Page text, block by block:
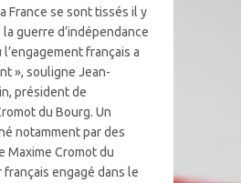
France se sont tissés il y
la guerre d’indépendance
l’engagement français a
», souligne Jean-
président de
du Bourg. Un
notamment par des
Maxime Cromot du
engagé dans le